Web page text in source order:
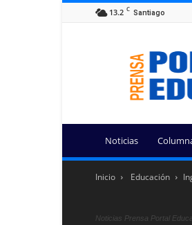
13.2 C Santiago
Portal
Educa
Noticias
Inicio Educación
Noticias Prensa Portal Educa